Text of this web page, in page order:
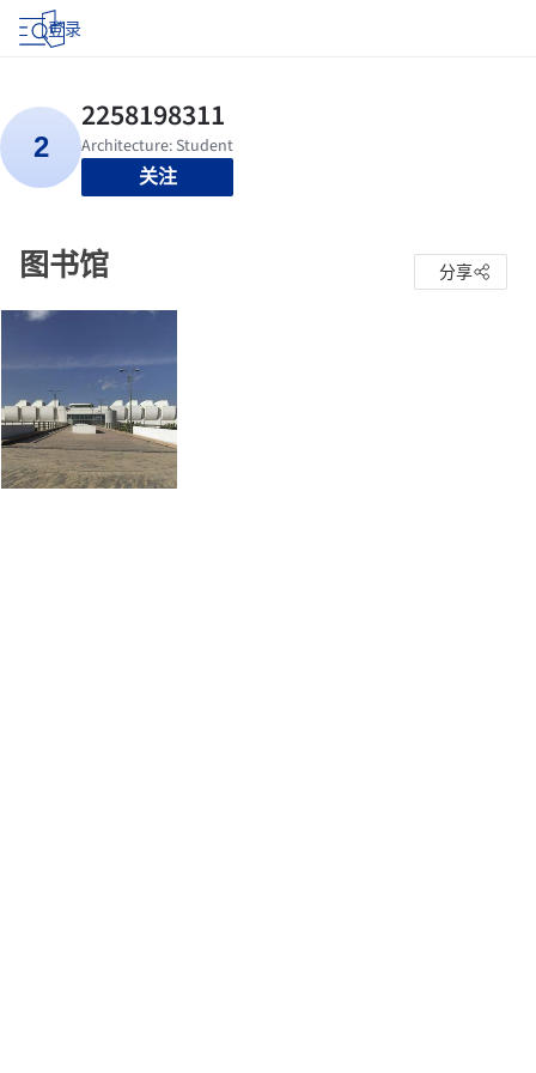
登录
关注
图书馆 分享